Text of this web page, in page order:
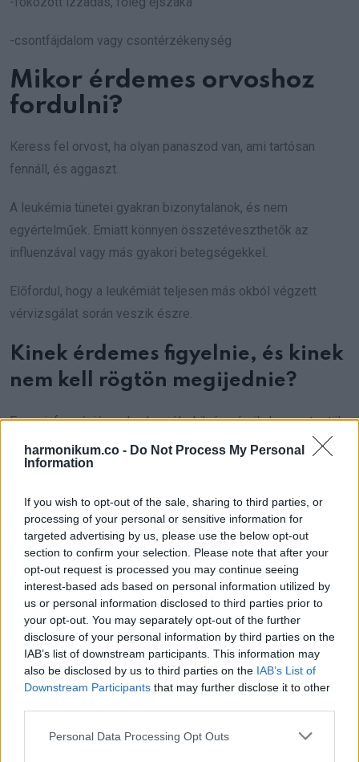
harmonikum.co - Do Not Process My Personal
Information
If you wish to opt-out of the sale, sharing to third parties, or
processing of your personal or sensitive information for
targeted advertising by us, please use the below opt-out
section to confirm your selection. Please note that after your
opt-out request is processed you may continue seeing
interest-based ads based on personal information utilized by
us or personal information disclosed to third parties prior to
your opt-out. You may separately opt-out of the further
disclosure of your personal information by third parties on the
IAB’s list of downstream participants. This information may
also be disclosed by us to third parties on the IAB’s List of
Downstream Participants that may further disclose it to other
Please note that this website/app uses one or more Google
Personal Data Processing Opt Outs
-csontfájdalom vagy csontérzékenység
Mikor érdemes orvoshoz
fordulni?
Keress fel orvost, ha olyan panaszod van, ami tartósan
fennáll, és aggaszt.
A leukémia tünetei gyakran bizonytalanok, és nem
egyértelműek. Emiatt könnyen összetéveszthetők az
influenzával vagy más gyakori betegségekkel.
Előfordul, hogy a leukémiát teljesen más okból végzett
vérvizsgálat során veszik észre.
Kinek érdemes figyelnie, és kinek
nem kell rögtön megijednie?
Ez az információ azoknak szól, akik úgy érzik, hogy a testük
valamiért nem működik a megszokott módon. Ha visszatérő
lázad van, fogmosáskor vérzik az ínyed, vagy apró piros
Ha csak rosszul aludtál egy éjszaka, vagy van egy
horzsolásod, aminek az okát pontosan tudod, akkor nincs ok
pánikra. A cél nem a félelem, hanem az, hogy felismerd,
mikor tér el valami a saját megszokott állapotodtól.
Nézd meg ezt a videót, ha
szeretnél többet tudni az okokról,
a megelőzésről és a mai
kezelésekről: